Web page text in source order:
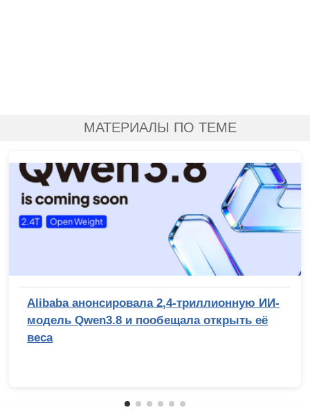
МАТЕРИАЛЫ ПО ТЕМЕ
Alibaba анонсировала 2,4-триллионную ИИ-
модель Qwen3.8 и пообещала открыть её
веса